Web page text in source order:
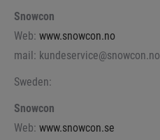
Snowcon
Web: www.snowcon.no
mail: kundeservice@snowcon.no
Sweden:
Snowcon
Web: www.snowcon.se